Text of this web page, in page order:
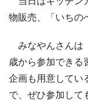
物販売、「いちの
みなやんさんは
歳から参加できる
企画も用意してい
で、ぜひ参加して